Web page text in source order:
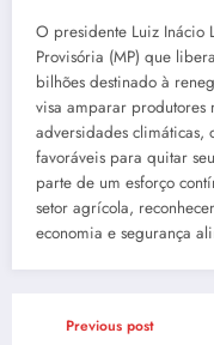
O presidente Luiz Inácio
Provisória (MP) que
bilhões destinado à
visa amparar
adversidades climáticas,
favoráveis para quitar
parte de um esforço
setor agrícola,
economia e segurança
Previous post